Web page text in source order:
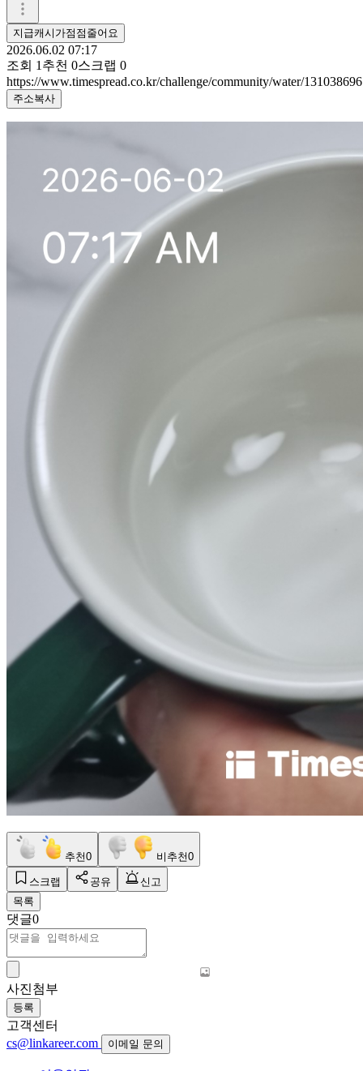
지급캐시가점점줄어요
2026.06.02 07:17
조회 1 추천 0스크랩 0
https://www.timespread.co.kr/challenge/community/water/131038696
주소복사
추천0 비추천0
스크랩 공유
신고
목록
댓글0
사진첨부
등록
고객센터
cs@linkareer.com
이메일 문의